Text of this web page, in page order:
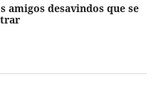
amigos desavindos que se